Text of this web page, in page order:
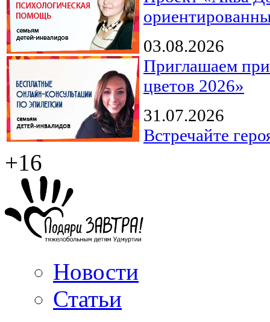
03.08.2026
Приглашаем
цветов 2026»
31.07.2026
Встречайте
+16
Новости
Статьи